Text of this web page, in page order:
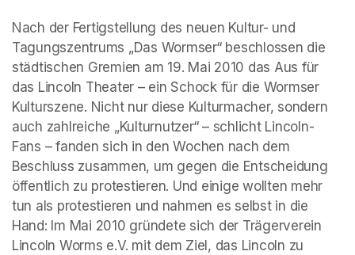
Nach der Fertigstellung des neuen Kultur- und
Tagungszentrums „Das Wormser“ beschlossen die
städtischen Gremien am 19. Mai 2010 das Aus für
das Lincoln Theater – ein Schock für die Wormser
Kulturszene. Nicht nur diese Kulturmacher, sondern
auch zahlreiche „Kulturnutzer“ – schlicht Lincoln-
Fans – fanden sich in den Wochen nach dem
Beschluss zusammen, um gegen die Entscheidung
öffentlich zu protestieren. Und einige wollten mehr
tun als protestieren und nahmen es selbst in die
Hand: Im Mai 2010 gründete sich der Trägerverein
Lincoln Worms e.V. mit dem Ziel, das Lincoln zu